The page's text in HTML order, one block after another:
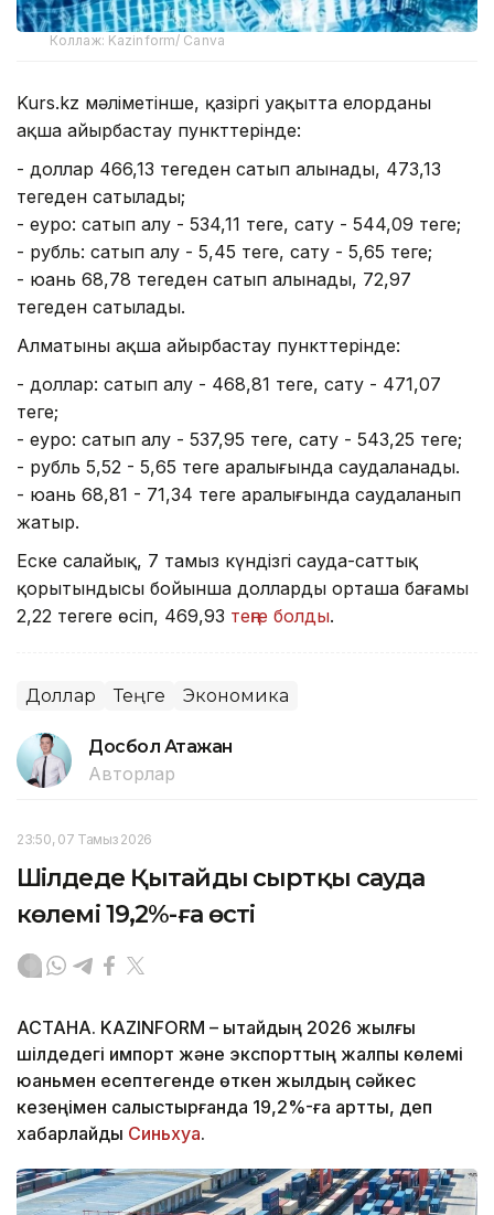
Коллаж: Kazinform/ Canva
Kurs.kz мәліметінше, қазіргі уақытта елорданың
ақша айырбастау пункттерінде:
- доллар 466,13 теңгеден сатып алынады, 473,13
теңгеден сатылады;
- еуро: сатып алу - 534,11 теңге, сату - 544,09 теңге;
- рубль: сатып алу - 5,45 теңге, сату - 5,65 теңге;
- юань 68,78 теңгеден сатып алынады, 72,97
теңгеден сатылады.
Алматының ақша айырбастау пункттерінде:
- доллар: сатып алу - 468,81 теңге, сату - 471,07
теңге;
- еуро: сатып алу - 537,95 теңге, сату - 543,25 теңге;
- рубль 5,52 - 5,65 теңге аралығында саудаланады.
- юань 68,81 - 71,34 теңге аралығында саудаланып
жатыр.
Еске салайық, 7 тамыз күндізгі сауда-саттық
қорытындысы бойынша доллардың орташа бағамы
2,22 теңгеге өсіп, 469,93 теңге болды.
Доллар Теңге Экономика
Досбол Атажан
Авторлар
23:50, 07 Тамыз 2026
Шілдеде Қытайдың сыртқы сауда
көлемі 19,2%-ға өсті
АСТАНА. KAZINFORM – Қытайдың 2026 жылғы
шілдедегі импорт және экспорттың жалпы көлемі
юаньмен есептегенде өткен жылдың сәйкес
кезеңімен салыстырғанда 19,2%-ға артты, деп
хабарлайды Синьхуа.